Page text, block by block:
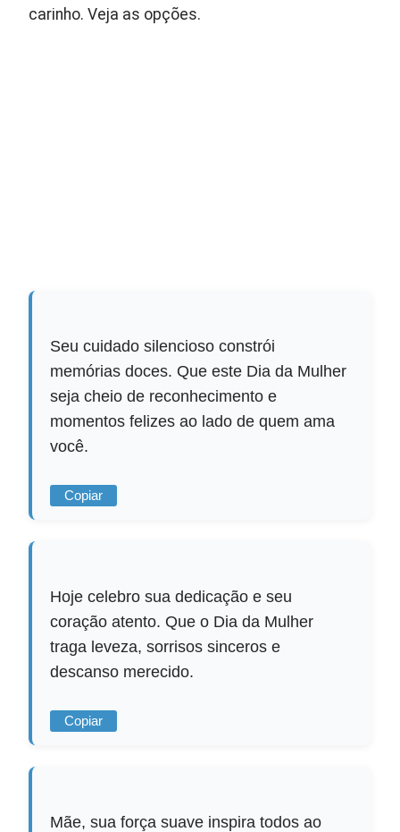
carinho. Veja as opções.
Seu cuidado silencioso constrói
memórias doces. Que este Dia da Mulher
seja cheio de reconhecimento e
momentos felizes ao lado de quem ama
você.
Copiar
Hoje celebro sua dedicação e seu
coração atento. Que o Dia da Mulher
traga leveza, sorrisos sinceros e
descanso merecido.
Copiar
Mãe, sua força suave inspira todos ao